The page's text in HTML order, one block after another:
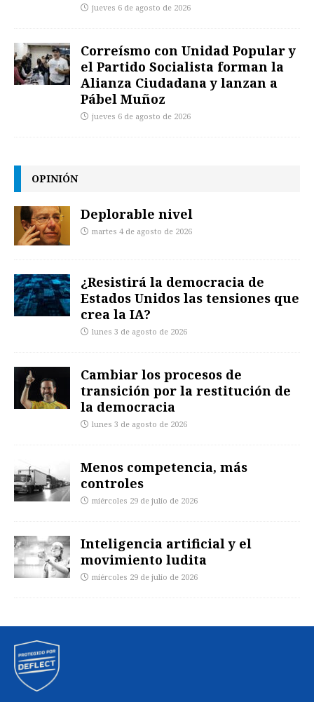
jueves 6 de agosto de 2026
Correísmo con Unidad Popular y
el Partido Socialista forman la
Alianza Ciudadana y lanzan a
Pábel Muñoz
jueves 6 de agosto de 2026
OPINIÓN
Deplorable nivel
martes 4 de agosto de 2026
¿Resistirá la democracia de
Estados Unidos las tensiones que
crea la IA?
lunes 3 de agosto de 2026
Cambiar los procesos de
transición por la restitución de
la democracia
lunes 3 de agosto de 2026
Menos competencia, más
controles
miércoles 29 de julio de 2026
Inteligencia artificial y el
movimiento ludita
miércoles 29 de julio de 2026